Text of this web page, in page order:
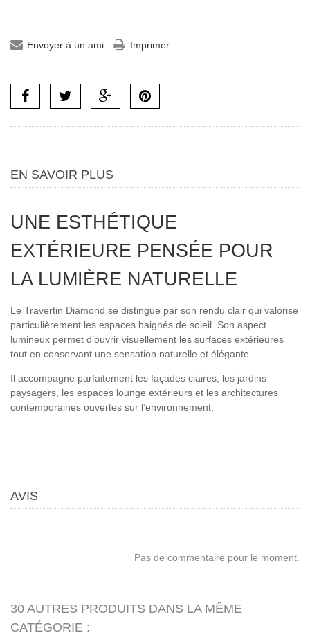
Envoyer à un ami Imprimer
EN SAVOIR PLUS
UNE ESTHÉTIQUE
EXTÉRIEURE PENSÉE POUR
LA LUMIÈRE NATURELLE
Le Travertin Diamond se distingue par son rendu clair qui valorise
particulièrement les espaces baignés de soleil. Son aspect
lumineux permet d’ouvrir visuellement les surfaces extérieures
tout en conservant une sensation naturelle et élégante.
Il accompagne parfaitement les façades claires, les jardins
paysagers, les espaces lounge extérieurs et les architectures
contemporaines ouvertes sur l’environnement.
AVIS
Pas de commentaire pour le moment.
30 AUTRES PRODUITS DANS LA MÊME
CATÉGORIE :